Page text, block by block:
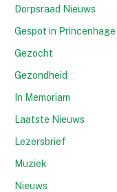
Dorpsraad Nieuws
Gespot in Princenhage
Gezocht
Gezondheid
In Memoriam
Laatste Nieuws
Lezersbrief
Muziek
Nieuws